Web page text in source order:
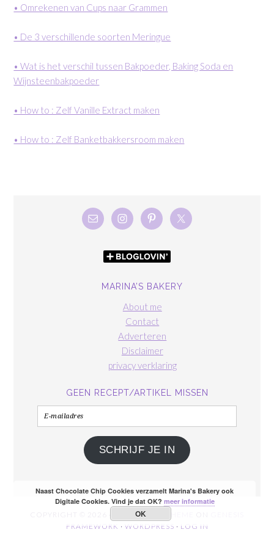
• Omrekenen van Cups naar Grammen
• De 3 verschillende soorten Meringue
• Wat is het verschil tussen Bakpoeder, Baking Soda en
Wijnsteenbakpoeder
• How to : Zelf Vanille Extract maken
• How to : Zelf Banketbakkersroom maken
MARINA’S BAKERY
About me
Contact
Adverteren
Disclaimer
privacy verklaring
GEEN RECEPT/ARTIKEL MISSEN
E-
mailadres
SCHRIJF JE IN
COPYRIGHT © 2026 · FOODIE PRO THEME
FRAMEWORK · WORDPRESS · LOG IN
Naast Chocolate Chip Cookies verzamelt Marina's Bakery ook
Digitale Cookies. Vind je dat OK? meer informatie
OK